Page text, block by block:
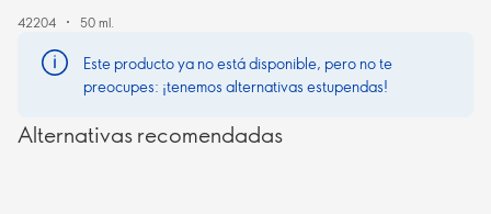
42204 50 ml.
Este producto ya no está disponible, pero no te
preocupes: ¡tenemos alternativas estupendas!
Alternativas recomendadas